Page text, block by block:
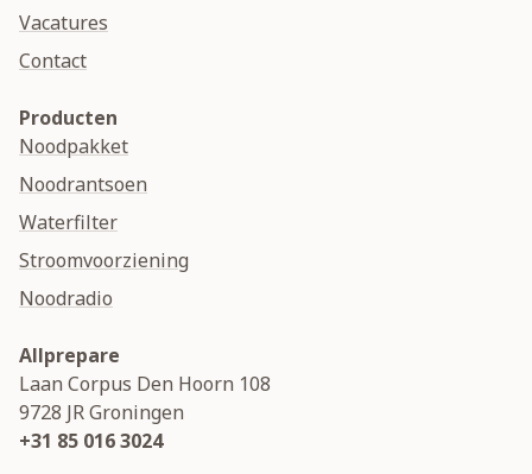
Vacatures
Contact
Producten
Noodpakket
Noodrantsoen
Waterfilter
Stroomvoorziening
Noodradio
Allprepare
Laan Corpus Den Hoorn 108
9728 JRGroningen
+31 85 016 3024